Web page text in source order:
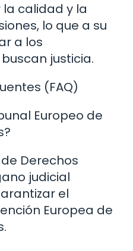
calidad y la
lo que a su
a los
justicia.
(FAQ)
Europeo de
Derechos
judicial
el
Europea de